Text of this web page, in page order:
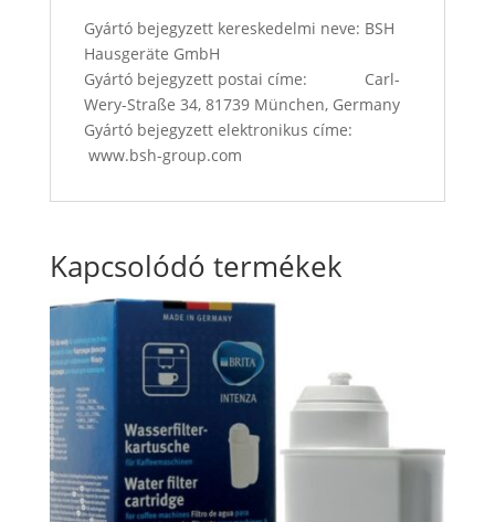
Gyártó bejegyzett kereskedelmi neve: BSH
Hausgeräte GmbH
Gyártó bejegyzett postai címe: Carl-
Wery-Straße 34, 81739 München, Germany
Gyártó bejegyzett elektronikus címe:
www.bsh-group.com
Kapcsolódó termékek